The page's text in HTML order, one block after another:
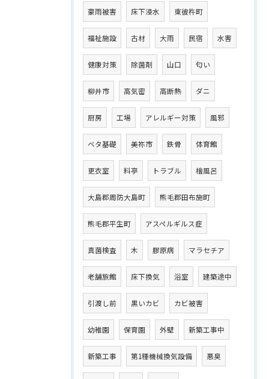
豪雨被害 床下浸水 東彼杵町
福祉施設 古材 大雨 民宿 水害
健康対策 除菌剤 山口 匂い
柳井市 高気密 高断熱 ダニ
厨房 工場 アレルギー対策 風邪
ベタ基礎 美祢市 鉄骨 体育館
更衣室 料亭 トラブル 檜風呂
大島郡周防大島町 熊毛郡田布施町
熊毛郡平生町 アスペルギルス症
真菌検査 木 膠原病 マラセチア
老舗旅館 床下換気 浴室 建築途中
引渡し前 黒いカビ カビ被害
幼稚園 保育園 外壁 新築工事中
新築工事 第1種機械換気設備 悪臭